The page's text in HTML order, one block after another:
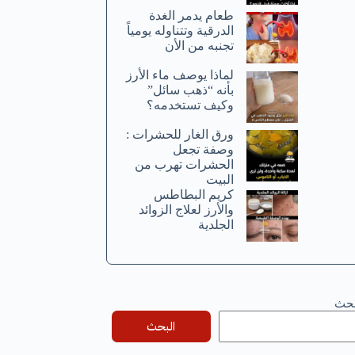
طعام يدمر الغدة
الدرقية وتتناوله يومياً
تجنبه من الأن
لماذا يوصف ماء الأرز
بأنه “ذهب سائل”
وكيف تستخدمه؟
ورق الغار للحشرات :
وصفة تجعل
الحشرات تهرب من
البيت
كريم البطاطس
والأرز لعلاج الزوائد
الجلدية
البحث